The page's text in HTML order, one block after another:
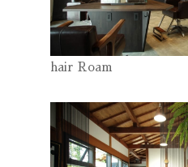
hair Roam